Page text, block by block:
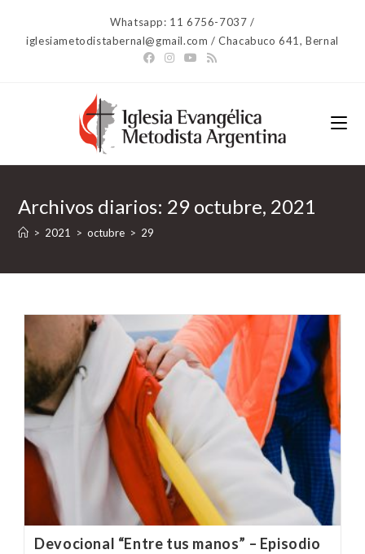
contenido
Whatsapp: 11 6756-7037 /
iglesiametodistabernal@gmail.com / Chacabuco 641, Bernal
Archivos diarios: 29 octubre, 2021
> 2021 > octubre > 29
Devocional “Entre tus manos” – Episodio